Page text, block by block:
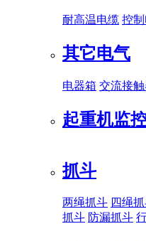
耐高温电缆 控
其它电气
电器箱 交流接触
起重机监
抓斗
两绳抓斗 四绳
抓斗 防漏抓斗